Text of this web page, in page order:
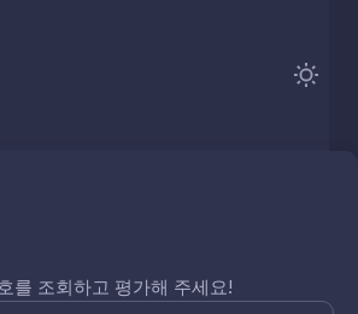
를 조회하고 평가해 주세요!